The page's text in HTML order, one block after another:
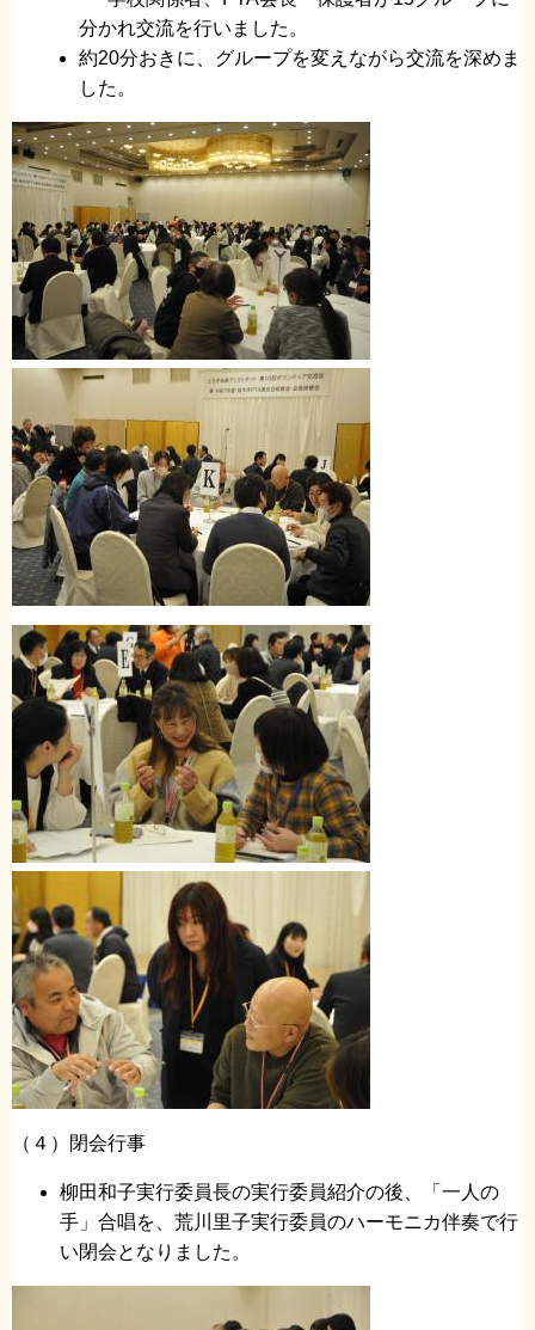
分かれ交流を行いました。
約20分おきに、グループを変えながら交流を深めま
した。
（４）閉会行事
柳田和子実行委員長の実行委員紹介の後、「一人の
手」合唱を、荒川里子実行委員のハーモニカ伴奏で行
い閉会となりました。